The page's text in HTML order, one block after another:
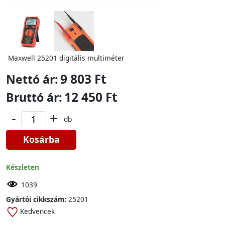
Maxwell 25201 digitális multiméter
Nettó ár:9 803 Ft
Bruttó ár:12 450 Ft
- + db
Kosárba
Készleten
1039
Gyártói cikkszám: 25201
Kedvencek